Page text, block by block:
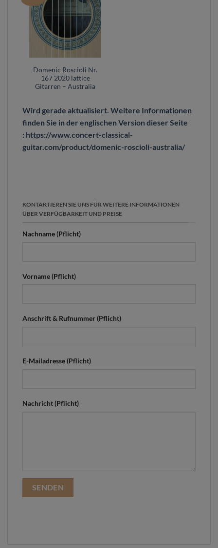
Domenic Roscioli Nr.
167 2020 lattice
Gitarren – Australia
Wird gerade aktualisiert. Weitere Informationen
finden Sie in der englischen Version dieser Seite
: https://www.concert-classical-
guitar.com/product/domenic-roscioli-australia/
KONTAKTIEREN SIE UNS FÜR WEITERE INFORMATIONEN
ÜBER VERFÜGBARKEIT UND PREISE
Nachname (Pflicht)
Vorname (Pflicht)
Anschrift & Rufnummer (Pflicht)
E-Mailadresse (Pflicht)
Nachricht (Pflicht)